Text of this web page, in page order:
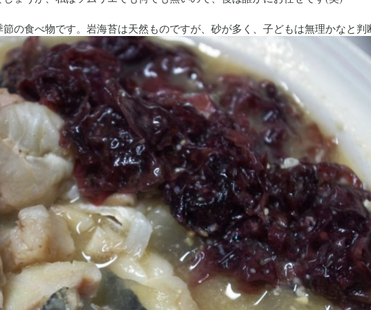
の食べ物です。岩海苔は天然ものですが、砂が多く、子どもは無理かなと判